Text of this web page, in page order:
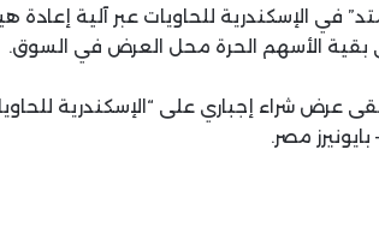
في الإسكندرية للحاويات عبر آلية إعادة
بقية الأسهم الحرة محل العرض في السوق.